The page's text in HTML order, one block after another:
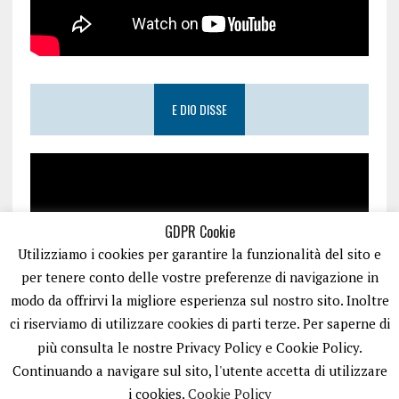
E DIO DISSE
GDPR Cookie
Utilizziamo i cookies per garantire la funzionalità del sito e
per tenere conto delle vostre preferenze di navigazione in
modo da offrirvi la migliore esperienza sul nostro sito. Inoltre
ci riserviamo di utilizzare cookies di parti terze. Per saperne di
più consulta le nostre Privacy Policy e Cookie Policy.
Continuando a navigare sul sito, l'utente accetta di utilizzare
i cookies. Cookie Policy